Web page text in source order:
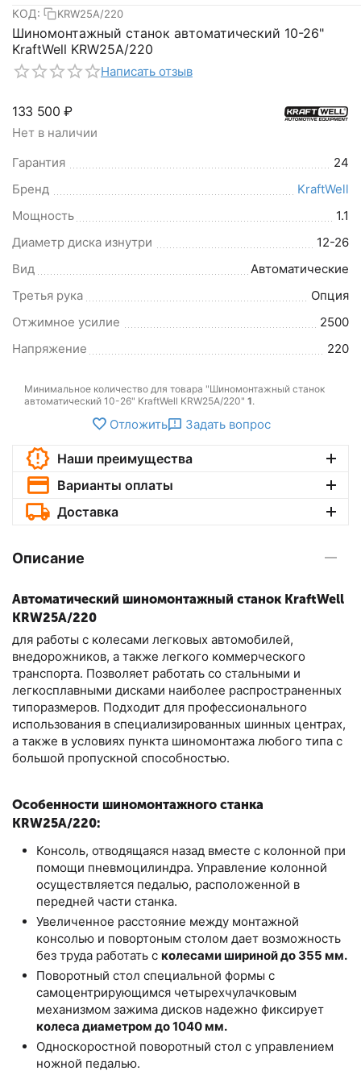
КОД: KRW25A/220
Шиномонтажный станок автоматический 10-26"
KraftWell KRW25A/220
Написать отзыв
133 500 ₽
Нет в наличии
Гарантия
24
Бренд
KraftWell
Мощность
1.1
Диаметр диска изнутри
12-26
Вид
Автоматические
Третья рука
Опция
Отжимное усилие
2500
Напряжение
220
Минимальное количество для товара "Шиномонтажный станок
автоматический 10-26" KraftWell KRW25A/220" 1.
Отложить Задать вопрос
Наши преимущества
Варианты оплаты
Доставка
Описание
Автоматический шиномонтажный станок KraftWell
KRW25A/220
для работы с колесами легковых автомобилей,
внедорожников, а также легкого коммерческого
транспорта. Позволяет работать со стальными и
легкосплавными дисками наиболее распространенных
типоразмеров. Подходит для профессионального
использования в специализированных шинных центрах,
а также в условиях пункта шиномонтажа любого типа с
большой пропускной способностью.
Особенности шиномонтажного станка
KRW25A/220:
Консоль, отводящаяся назад вместе с колонной при
помощи пневмоцилиндра. Управление колонной
осуществляется педалью, расположенной в
передней части станка.
Увеличенное расстояние между монтажной
консолью и повортоным столом дает возможность
без труда работать с колесами шириной до 355 мм.
Поворотный стол специальной формы с
самоцентрирующимся четырехчулачковым
механизмом зажима дисков надежно фиксирует
колеса диаметром до 1040 мм.
Односкоростной поворотный стол с управлением
ножной педалью.